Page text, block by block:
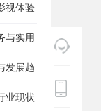
视体验
与实用
发展趋
业现状